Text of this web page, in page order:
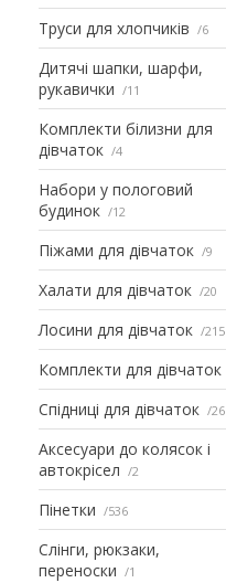
Труси для хлопчиків 6
Дитячі шапки, шарфи,
рукавички
11
Комплекти білизни для
дівчаток
4
Набори у пологовий
будинок
12
Піжами для дівчаток 9
Халати для дівчаток 20
Лосини для дівчаток 215
Комплекти для дівчаток
Спідниці для дівчаток 26
Аксесуари до колясок і
автокрісел
2
Пінетки 536
Слінги, рюкзаки,
переноски
1